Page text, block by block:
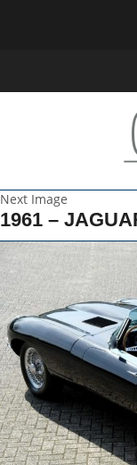
Next Image
1961 –